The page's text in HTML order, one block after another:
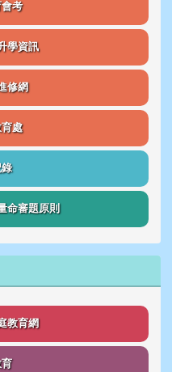
會考
學資訊
修網
處
命審題原則
教育網